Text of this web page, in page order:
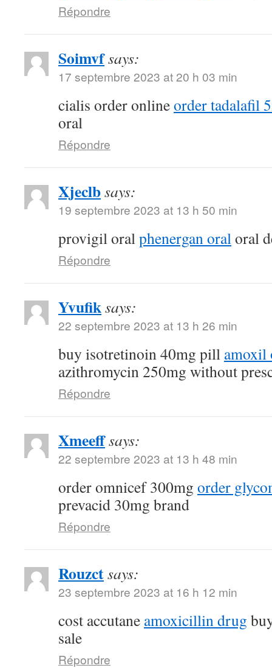
Répondre
Soimvfsays:
17 septembre 2023 at 20 h 03 min
cialis order onlineorder tadalafil
oral
Répondre
Xjeclbsays:
19 septembre 2023 at 13 h 50 min
provigil oralphenergan oraloral
Répondre
Yvufiksays:
22 septembre 2023 at 13 h 26 min
buy isotretinoin 40mg pill amoxil
azithromycin 250mg without
Répondre
Xmeeffsays:
22 septembre 2023 at 13 h 48 min
order omnicef 300mg order
prevacid 30mg brand
Répondre
Rouzctsays:
23 septembre 2023 at 16 h 12 min
cost accutane amoxicillin drug
sale
Répondre